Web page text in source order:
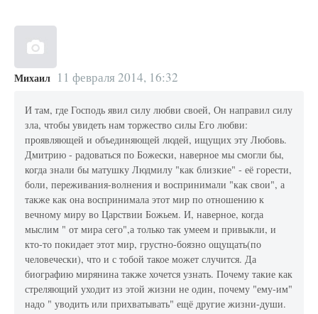
Михаил 11 февраля 2014, 16:32
И там, где Господь явил силу любви своей, Он направил силу
зла, чтобы увидеть нам торжество силы Его любви:
проявляющей и объединяющей людей, ищущих эту Любовь.
Дмитрию - радоваться по Божески, наверное мы смогли бы,
когда знали бы матушку Людмилу "как близкие" - её горести,
боли, переживания-волнения и воспринимали "как свои", а
также как она воспринимала этот мир по отношению к
вечному миру во Царствии Божьем. И, наверное, когда
мыслим " от мира сего",а только так умеем и привыкли, и
кто-то покидает этот мир, грустно-боязно ощущать(по
человечески), что и с тобой такое может случится. Да
биографию мирянина также хочется узнать. Почему такие как
стреляющий уходит из этой жизни не один, почему "ему-им"
надо " уводить или прихватывать" ещё другие жизни-души.